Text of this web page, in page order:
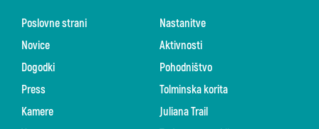
Poslovne strani
Novice
Dogodki
Press
Kamere
Nastanitve
Aktivnosti
Pohodništvo
Tolminska korita
Juliana Trail